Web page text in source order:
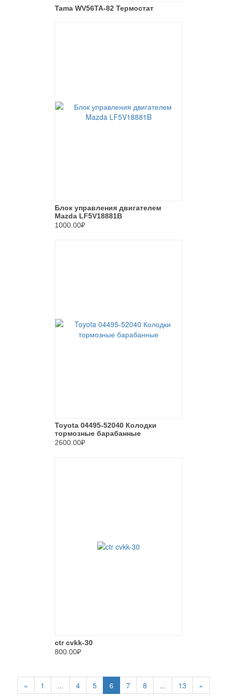
Tama WV56TA-82 Термостат
Блок управления двигателем
Mazda LF5V18881B
1000.00₽
Toyota 04495-52040 Колодки
тормозные барабанные
2600.00₽
ctr cvkk-30
800.00₽
« 1 ... 4 5 6 7 8 ... 13 »